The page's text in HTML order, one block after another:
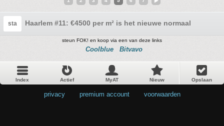
sta Haarlem #11: €4500 per m² is het nieuwe normaal
steun FOK! en koop via een van deze links
Coolblue Bitvavo
Index Actief MyAT Nieuw Opslaan
privacy premium account voorwaarden